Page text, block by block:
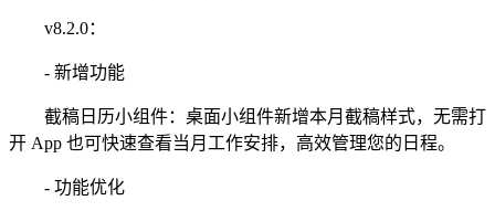
v8.2.0：
- 新增功能
截稿日历小组件：桌面小组件新增本月截稿样式，无需打
开 App 也可快速查看当月工作安排，高效管理您的日程。
- 功能优化